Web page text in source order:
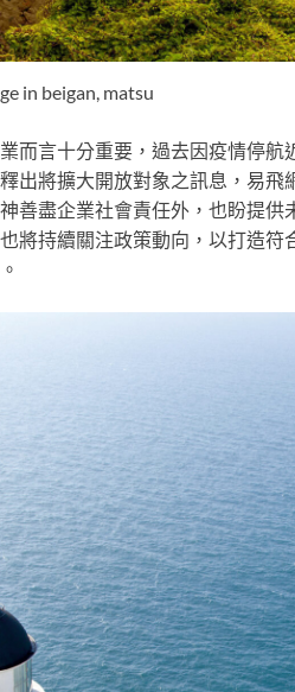
in beigan, matsu
而言十分重要，過去因疫情停航
出將擴大開放對象之訊息，易飛
善盡企業社會責任外，也盼提供
將持續關注政策動向，以打造符